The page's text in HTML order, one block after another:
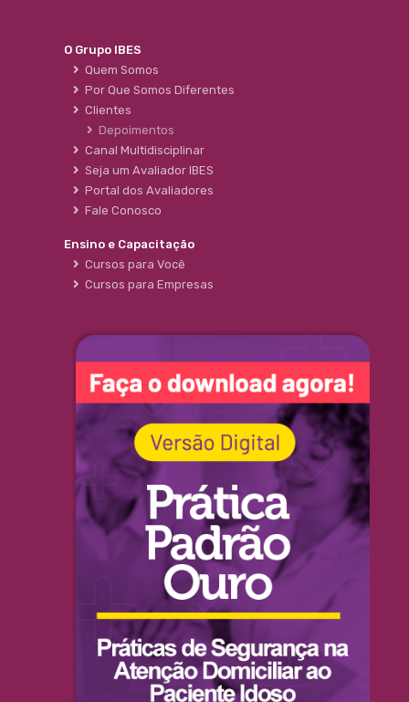
O Grupo IBES
Quem Somos
Por Que Somos Diferentes
Clientes
Depoimentos
Canal Multidisciplinar
Seja um Avaliador IBES
Portal dos Avaliadores
Fale Conosco
Ensino e Capacitação
Cursos para Você
Cursos para Empresas